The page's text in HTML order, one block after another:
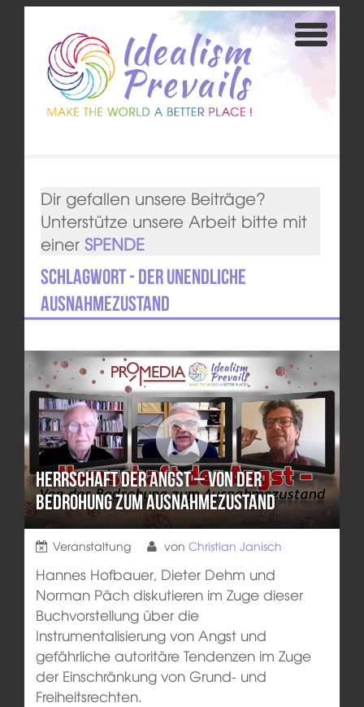
Dir gefallen unsere Beiträge?
Unterstütze unsere Arbeit bitte mit
einer SPENDE
Schlagwort - Der unendliche
Ausnahmezustand
Herrschaft der Angst – Von der
Bedrohung zum Ausnahmezustand
Veranstaltung von Christian Janisch
Hannes Hofbauer, Dieter Dehm und
Norman Päch diskutieren im Zuge dieser
Buchvorstellung über die
Instrumentalisierung von Angst und
gefährliche autoritäre Tendenzen im Zuge
der Einschränkung von Grund- und
Freiheitsrechten.